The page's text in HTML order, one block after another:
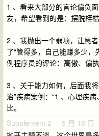
1 、看来大部分的言论偏负
友，希望看到的是：摆脱桎
2 、我抛出一个弱项，让愿
了“管得多，自己能赚多少
例程序员的评论：高傲、偏
3 、关于能力如何，后面我
治”疾病案例：“1 、心理疾
比。
Supplement 2 · 5 月 18 日